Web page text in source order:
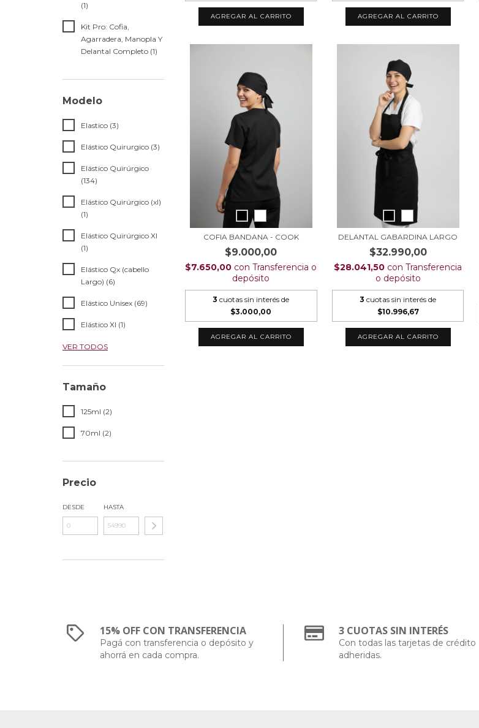
(1)
Kit Pro: Cofia,
Agarradera, Manopla Y
Delantal Completo (1)
Modelo
Elastico (3)
Elástico Quirurgico (3)
Elástico Quirúrgico
(134)
Elástico Quirúrgico (xl)
(1)
Elástico Quirúrgico Xl
(1)
Elástico Qx (cabello
Largo) (6)
Elástico Unisex (69)
Elástico Xl (1)
VER TODOS
Tamaño
125ml (2)
70ml (2)
Precio
DESDE HASTA
AGREGAR AL CARRITO AGREGAR AL CARRITO
COFIA BANDANA - COOK
$9.000,00
$7.650,00 con Transferencia o
depósito
3 cuotas sin interés de
$3.000,00
AGREGAR AL CARRITO
DELANTAL GABARDINA LARGO
$32.990,00
$28.041,50 con Transferencia
o depósito
3 cuotas sin interés de
$10.996,67
AGREGAR AL CARRITO
15% OFF CON TRANSFERENCIA
Pagá con transferencia o depósito y
ahorrá en cada compra.
3 CUOTAS SIN INTERÉS
Con todas las tarjetas de crédito
adheridas.